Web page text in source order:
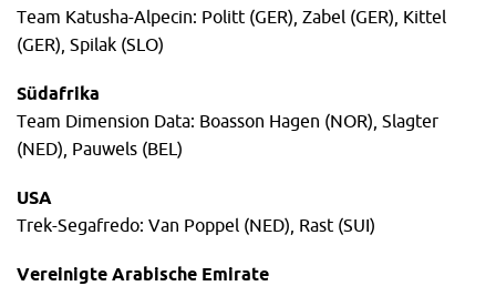
Team Katusha-Alpecin: Politt (GER), Zabel (GER), Kittel
(GER), Spilak (SLO)
Südafrika
Team Dimension Data: Boasson Hagen (NOR), Slagter
(NED), Pauwels (BEL)
USA
Trek-Segafredo: Van Poppel (NED), Rast (SUI)
Vereinigte Arabische Emirate